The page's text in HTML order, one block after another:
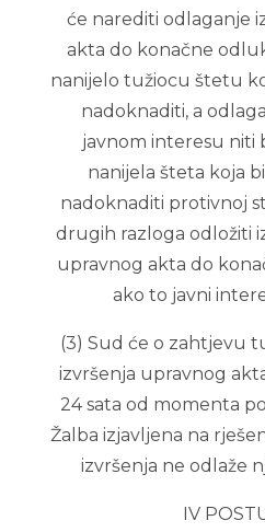
će narediti odlaganje
akta do konačne
nanijelo tužiocu štetu
nadoknaditi, a
javnom interesu niti
nanijela šteta koja
nadoknaditi protivnoj
drugih razloga odložiti
upravnog akta do
ako to javni
(3) Sud će o zahtjevu
izvršenja upravnog
24 sata od momenta
Žalba izjavljena na
izvršenja ne odlaže
IV